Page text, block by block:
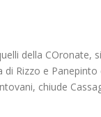
della
Rizzo e
chiude